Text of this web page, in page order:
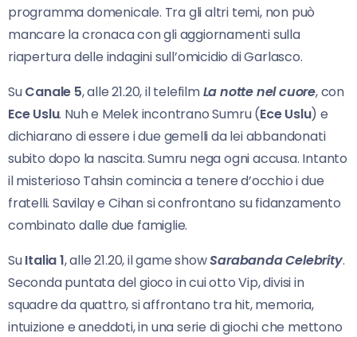
programma domenicale. Tra gli altri temi, non può
mancare la cronaca con gli aggiornamenti sulla
riapertura delle indagini sull’omicidio di Garlasco.
SuCanale 5, alle 21.20, il telefilmLa notte nel cuore, con
Ece Uslu. Nuh e Melek incontrano Sumru (Ece Uslu) e
dichiarano di essere i due gemelli da lei abbandonati
subito dopo la nascita. Sumru nega ogni accusa. Intanto
il misterioso Tahsin comincia a tenere d’occhio i due
fratelli. Savilay e Cihan si confrontano su fidanzamento
combinato dalle due famiglie.
SuItalia 1, alle 21.20, il game showSarabanda Celebrity.
Seconda puntata del gioco in cui otto Vip, divisi in
squadre da quattro, si affrontano tra hit, memoria,
intuizione e aneddoti, in una serie di giochi che mettono